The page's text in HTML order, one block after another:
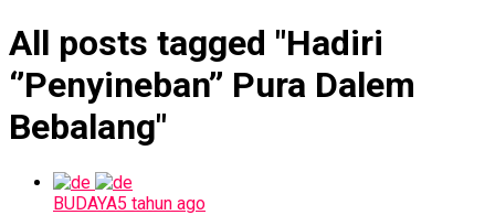
All posts tagged "Hadiri
‘’Penyineban’’ Pura Dalem
Bebalang"
BUDAYA5 tahun ago